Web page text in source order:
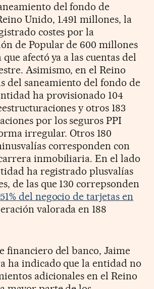
del fondo de
Unido, 1.491 millones, la
costes por la
de Popular de 600 millones
afectó ya a las cuentas del
Asimismo, en el Reino
del saneamiento del fondo de
ha provisionado 104
y otros 183
por los seguros PPI
irregular. Otros 180
corresponden con
inmobiliaria. En el lado
ha registrado plusvalías
de las que 130 correpsonden
del negocio de tarjetas en
valorada en 188
financiero del banco, Jaime
ha indicado que la entidad no
adicionales en el Reino